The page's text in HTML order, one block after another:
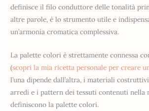
definisce il filo conduttore delle tonalità
altre parole, è lo strumento utile e
un’armonia cromatica complessiva.
La palette colori è strettamente connessa
(scopri la mia ricetta personale per creare
l’una dipende dall’altra, i materiali
arredi e i pattern dei tessuti contenuti nella
definiscono la palette colori.